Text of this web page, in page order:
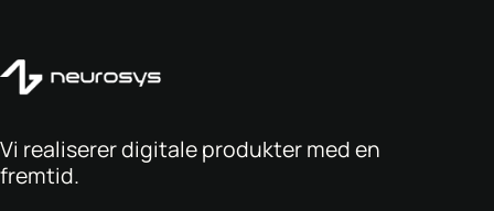
Vi realiserer digitale produkter med en
fremtid.